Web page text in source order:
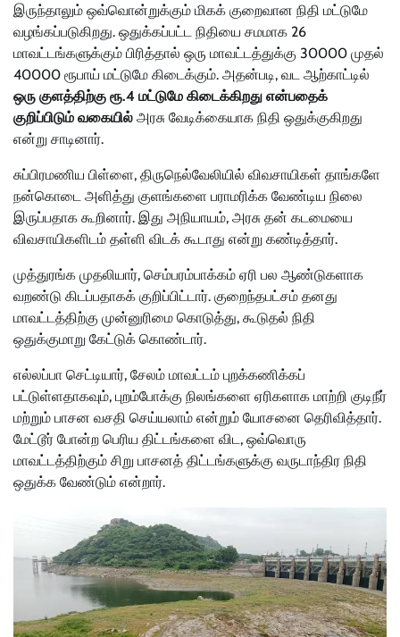
இருந்தாலும் ஒவ்வொன்றுக்கும் மிகக் குறைவான நிதி மட்டுமே
வழங்கப்படுகிறது. ஒதுக்கப்பட்ட நிதியை சமமாக 26
மாவட்டங்களுக்கும் பிரித்தால் ஒரு மாவட்டத்துக்கு 30000 முதல்
40000 ரூபாய் மட்டுமே கிடைக்கும். அதன்படி, வட ஆற்காட்டில்
ஒரு குளத்திற்கு ரூ.4 மட்டுமே கிடைக்கிறது என்பதைக்
குறிப்பிடும் வகையில் அரசு வேடிக்கையாக நிதி ஒதுக்குகிறது
என்று சாடினார்.
சுப்பிரமணிய பிள்ளை, திருநெல்வேலியில் விவசாயிகள் தாங்களே
நன்கொடை அளித்து குளங்களை பராமரிக்க வேண்டிய நிலை
இருப்பதாக கூறினார். இது அநியாயம், அரசு தன் கடமையை
விவசாயிகளிடம் தள்ளி விடக் கூடாது என்று கண்டித்தார்.
முத்துரங்க முதலியார், செம்பரம்பாக்கம் ஏரி பல ஆண்டுகளாக
வறண்டு கிடப்பதாகக் குறிப்பிட்டார். குறைந்தபட்சம் தனது
மாவட்டத்திற்கு முன்னுரிமை கொடுத்து, கூடுதல் நிதி
ஒதுக்குமாறு கேட்டுக் கொண்டார்.
எல்லப்பா செட்டியார், சேலம் மாவட்டம் புறக்கணிக்கப்
பட்டுள்ளதாகவும், புறம்போக்கு நிலங்களை ஏரிகளாக மாற்றி குடிநீர்
மற்றும் பாசன வசதி செய்யலாம் என்றும் யோசனை தெரிவித்தார்.
மேட்டூர் போன்ற பெரிய திட்டங்களை விட, ஒவ்வொரு
மாவட்டத்திற்கும் சிறு பாசனத் திட்டங்களுக்கு வருடாந்திர நிதி
ஒதுக்க வேண்டும் என்றார்.